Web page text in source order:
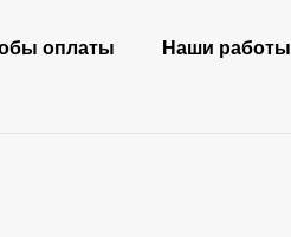
оплаты Наши работы